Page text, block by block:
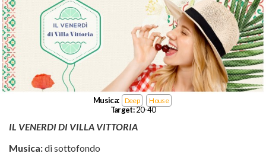
Musica: Deep House
Target:20-40
IL VENERDI DI VILLA VITTORIA
Musica:di sottofondo